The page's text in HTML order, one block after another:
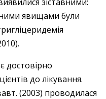
явищами були
достовірно
до лікування.
(2003) проводилася